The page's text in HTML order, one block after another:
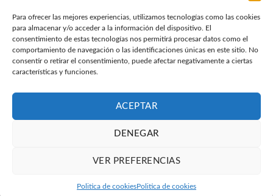
Para ofrecer las mejores experiencias, utilizamos tecnologías como las cookies
para almacenar y/o acceder a la información del dispositivo. El
consentimiento de estas tecnologías nos permitirá procesar datos como el
comportamiento de navegación o las identificaciones únicas en este sitio. No
consentir o retirar el consentimiento, puede afectar negativamente a ciertas
características y funciones.
ACEPTAR
DENEGAR
VER PREFERENCIAS
Politica de cookiesPolitica de cookies
NUESTROS DESPACHOS
Ver nuestros despachos
Toda la información ha sido obtenida desde la web oficial de
Derechos Reservados